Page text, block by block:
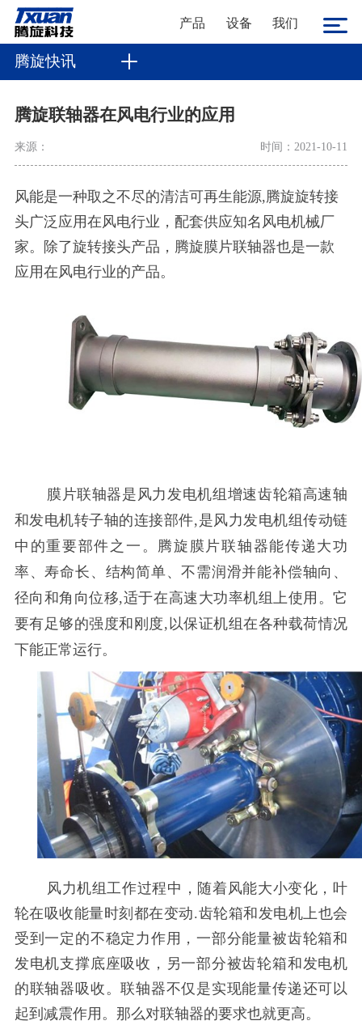
产品 设备 我们
腾旋快讯
腾旋联轴器在风电行业的应用
来源： 时间：2021-10-11
风能是一种取之不尽的清洁可再生能源,腾旋旋转接
头广泛应用在风电行业，配套供应知名风电机械厂
家。除了旋转接头产品，腾旋膜片联轴器也是一款
应用在风电行业的产品。
膜片联轴器是 风力发电机组增速齿轮箱高速轴
和发电机转子轴的连接部件, 是风力发电机组传动链
中的重要部件之一。
腾旋 膜片联轴器能传递大功
率、寿命长、结构简单、不需润滑并能补偿轴向、
径向和角向位移,适于在高速大功率机组上使用。它
要有足够的强度和刚度, 以保证机组在各种载荷情况
下能正常运行。
风力机组工作过程中，随着风能大小变化，叶
轮在吸收能量时刻都在变动.齿轮箱和发电机上也会
受到一定的不稳定力作用，一部分能量被齿轮箱和
发电机支撑底座吸收，另一部分被齿轮箱和发电机
的联轴器吸收。联轴器不仅是实现能量传递还可以
起到减震作用。那么对联轴器的要求也就更高。